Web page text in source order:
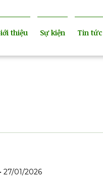
thiệu Sự kiện Tin tức
27/01/2026